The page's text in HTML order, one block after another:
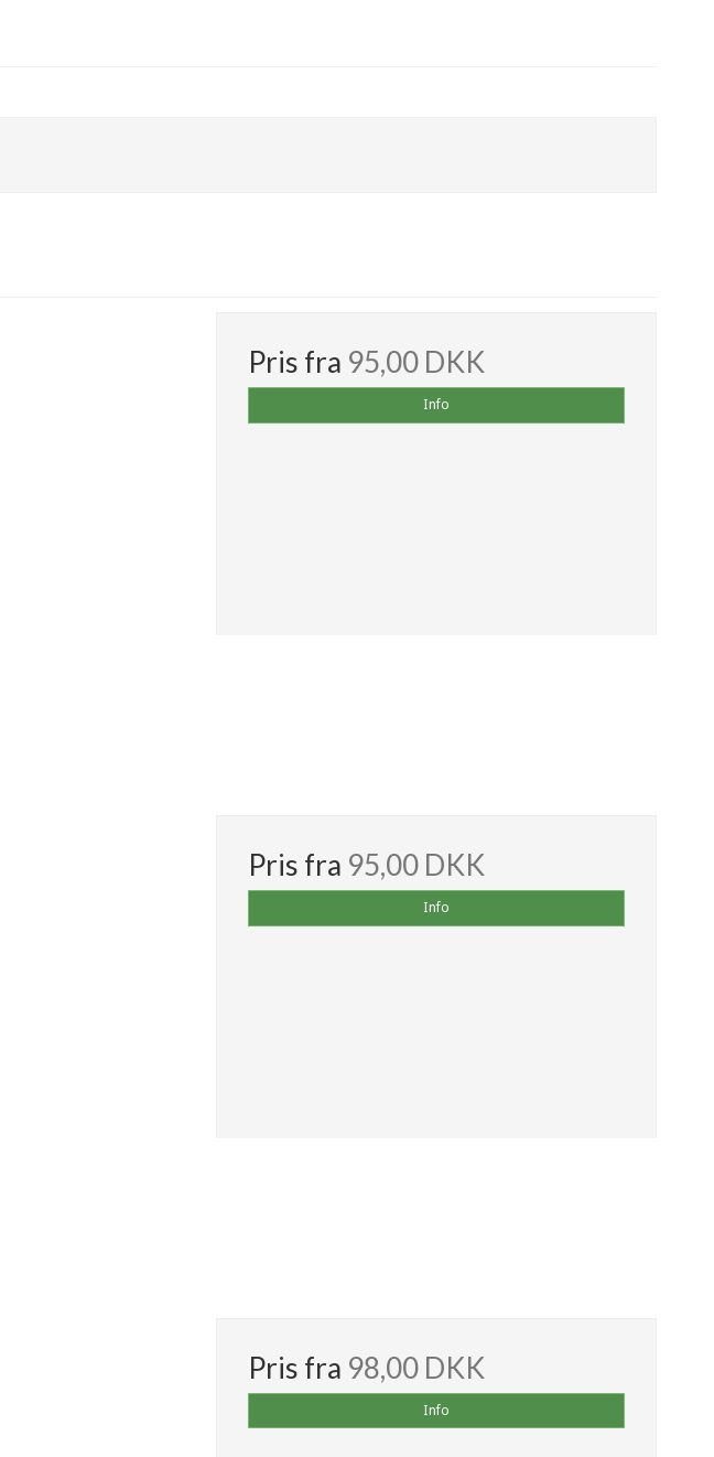
Pris fra 95,00 DKK
Info
Pris fra 95,00 DKK
Info
Pris fra 98,00 DKK
Info